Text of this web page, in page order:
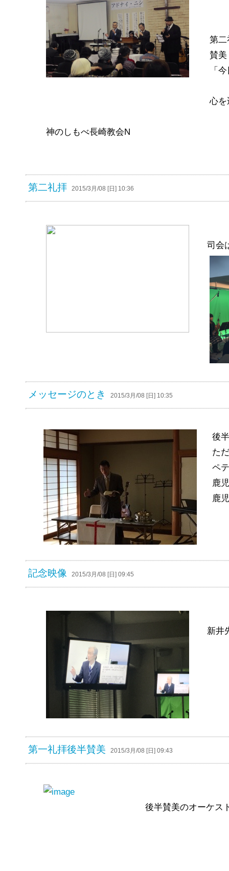
第二
賛美
「
心を
神のしもべ長崎教会N
第二礼拝 2015/3月/08 [日] 10:36
司会
メッセージのとき 2015/3月/08 [日] 10:35
後
た
ペ
鹿
鹿
記念映像 2015/3月/08 [日] 09:45
新井
第一礼拝後半賛美 2015/3月/08 [日] 09:43
後半賛美のオーケス